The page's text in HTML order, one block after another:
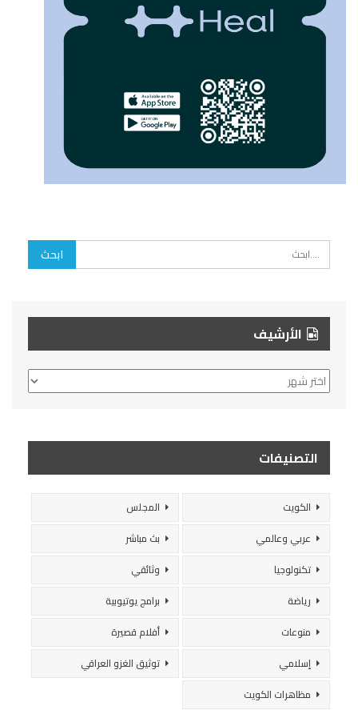
الأرشيف
الأرشيف
التصنيفات
الكويت
المجلس
عربي وعالمي
بث مباشر
تكنولوجيا
وثائقي
رياضة
برامج يوتيوبية
منوعات
أفلام قصيرة
إسلامي
توثيق الغزو العراقي
مظاهرات الكويت